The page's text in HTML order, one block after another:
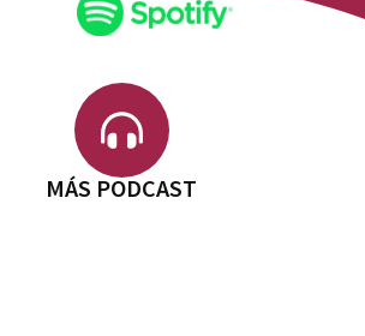
MÁS PODCAST